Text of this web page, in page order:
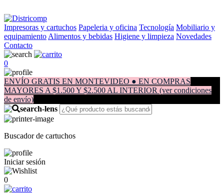
Impresoras y cartuchos Papeleria y oficina Tecnología Mobiliario y
equipamiento Alimentos y bebidas Higiene y limpieza Novedades
Contacto
0
ENVÍO GRATIS EN MONTEVIDEO ● EN COMPRAS
MAYORES A $1.500 Y $2.500 AL INTERIOR (ver condiciones
de envío)
Buscador de cartuchos
Iniciar sesión
0